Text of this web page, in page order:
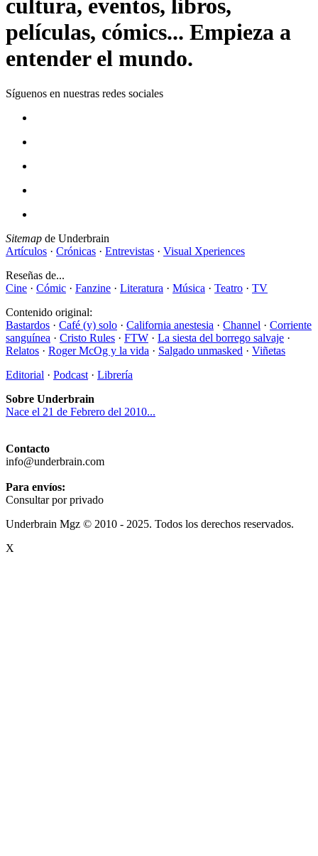
cultura, eventos, libros,
películas, cómics... Empieza a
entender el mundo.
Síguenos en nuestras redes sociales
Sitemap de Underbrain
Artículos · Crónicas · Entrevistas · Visual Xperiences
Reseñas de...
Cine · Cómic · Fanzine · Literatura · Música · Teatro · TV
Contenido original:
Bastardos · Café (y) solo · California anestesia · Channel · Corriente
sanguínea · Cristo Rules · FTW · La siesta del borrego salvaje ·
Relatos · Roger McOg y la vida · Salgado unmasked · Viñetas
Editorial · Podcast · Librería
Sobre Underbrain
Nace el 21 de Febrero del 2010...
Contacto
info@underbrain.com
Para envíos:
Consultar por privado
Underbrain Mgz © 2010 - 2025. Todos los derechos reservados.
X